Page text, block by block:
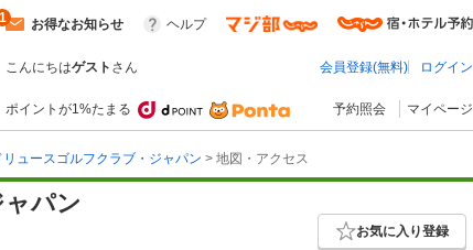
お得なお知らせ
1 ヘルプ
こんにちはゲスト さん 会員登録(無料) ログイン
ポイントが1%たまる 予約照会 マイページ
ュースゴルフクラブ・ジャパン > 地図・アクセス
パン
お気に入り登録